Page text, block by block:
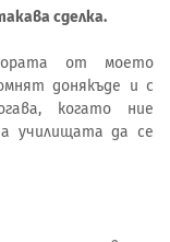
сделка.
от моето
донякъде и с
когато ние
училищата да се